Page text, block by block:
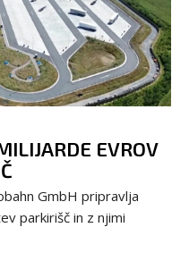
EVROV
GmbH pripravlja
parkirišč in z njimi